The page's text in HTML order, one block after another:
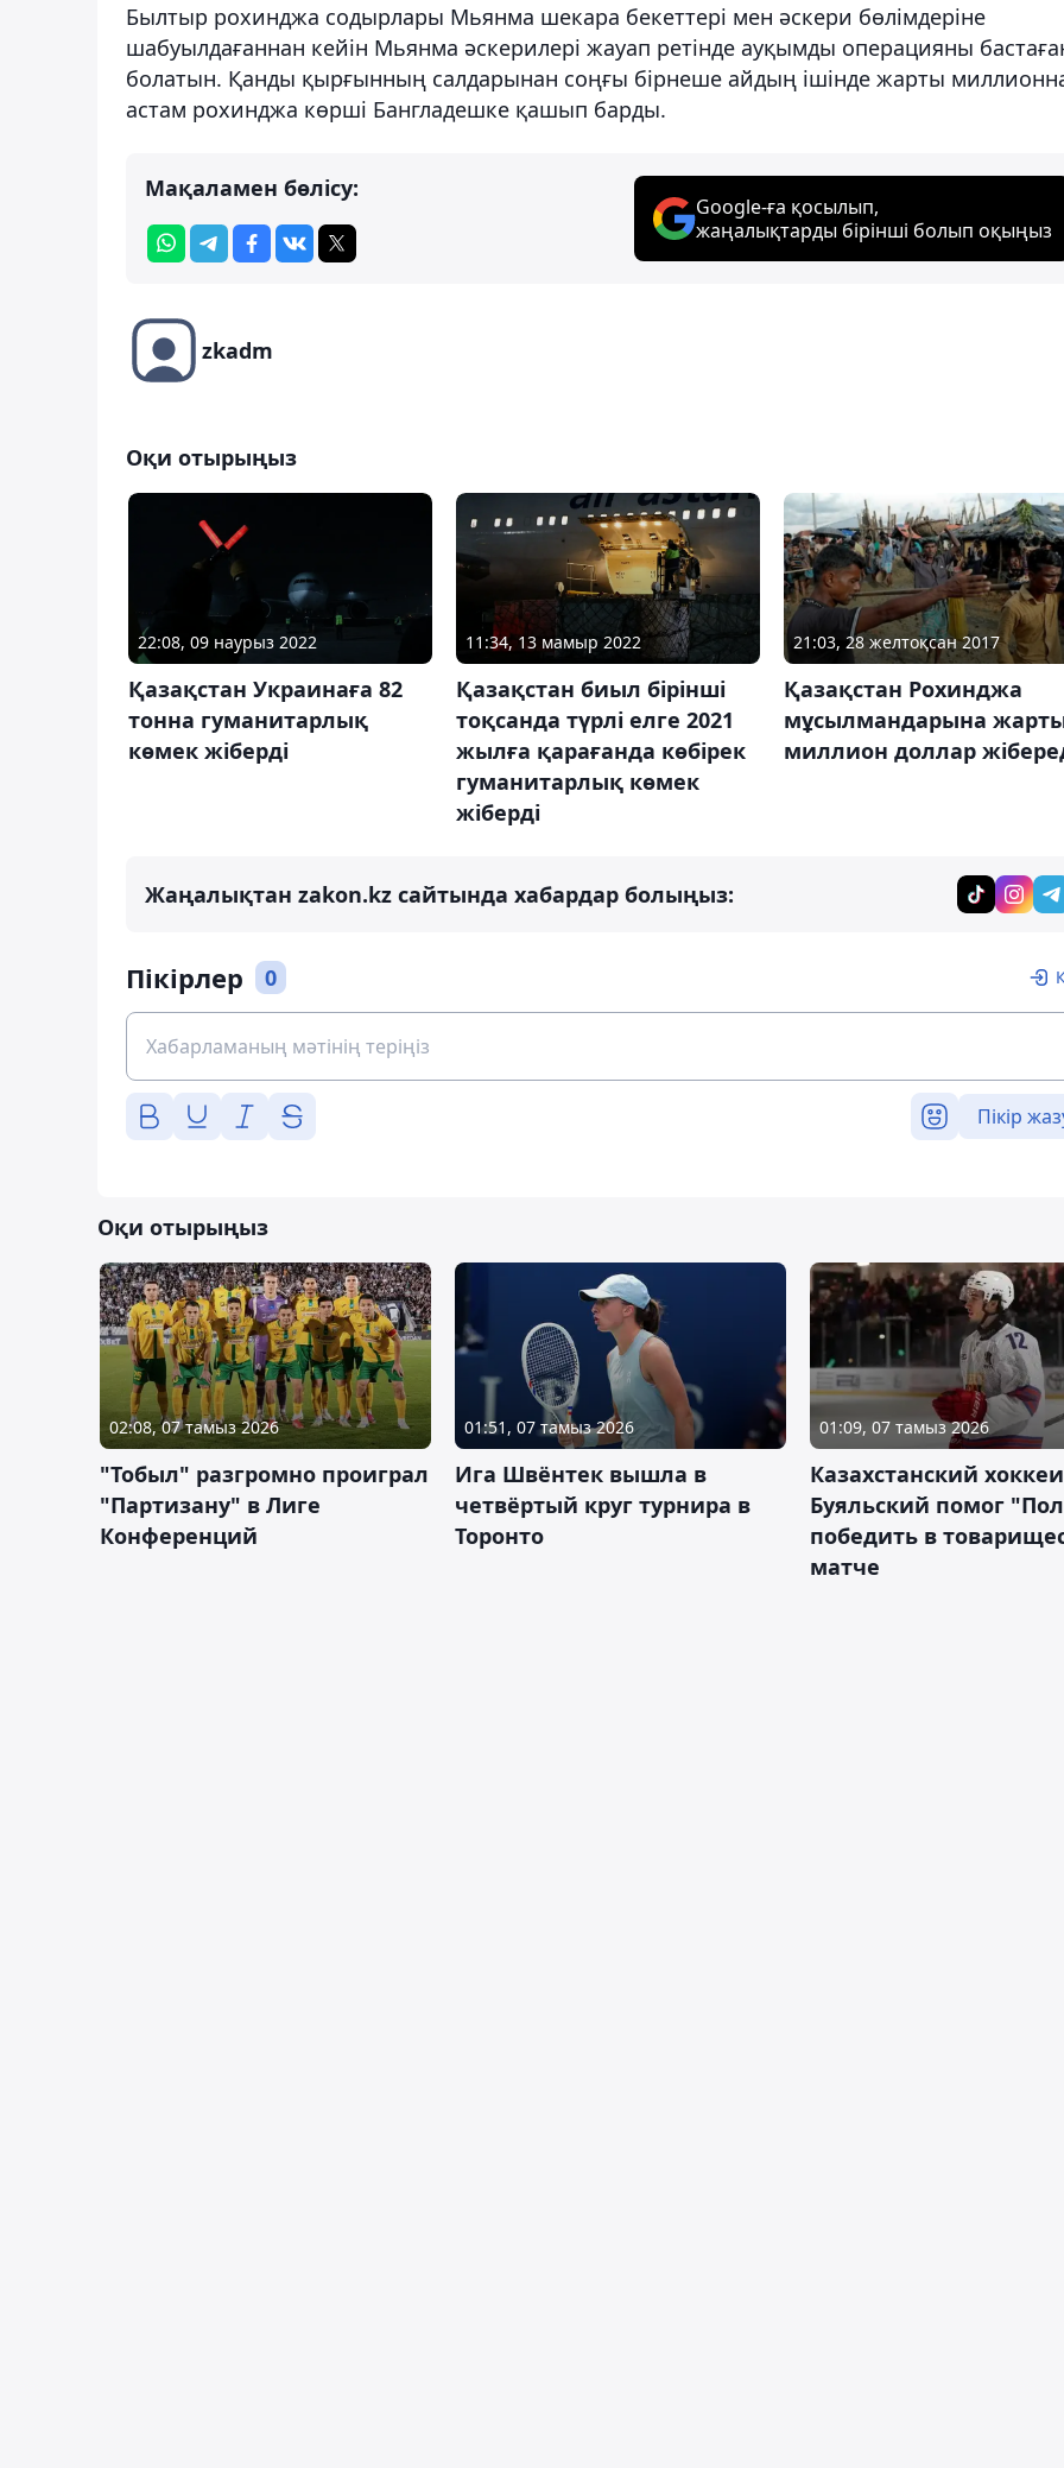
Былтыр рохинджа содырлары Мьянма шекара бекеттері мен әскери бөлімдеріне
шабуылдағаннан кейін Мьянма әскерилері жауап ретінде ауқымды операцияны
болатын. Қанды қырғынның салдарынан соңғы бірнеше айдың ішінде жарты
астам рохинджа көрші Бангладешке қашып барды.
Мақаламен бөлісу:
Google-ға қосылып,
жаңалықтарды бірінші болып оқыңыз
zkadm
Оқи отырыңыз
22:08, 09 наурыз 2022
Қазақстан Украинаға 82
тонна гуманитарлық
көмек жіберді
11:34, 13 мамыр 2022
Қазақстан биыл бірінші
тоқсанда түрлі елге 2021
жылға қарағанда көбірек
гуманитарлық көмек
жіберді
21:03, 28 желтоқсан 2017
Қазақстан Рохинджа
мұсылмандарына
миллион доллар
Жаңалықтан zakon.kz сайтында хабардар болыңыз:
Пікірлер 0
Пікір
Оқи отырыңыз
02:08, 07 тамыз 2026
"Тобыл" разгромно проиграл
"Партизану" в Лиге
Конференций
01:51, 07 тамыз 2026
Ига Швёнтек вышла в
четвёртый круг турнира в
Торонто
01:09, 07 тамыз 2026
Казахстанский
Буяльский помог
победить в
матче